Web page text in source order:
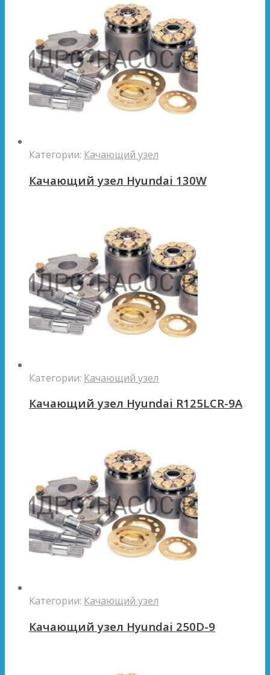
Категории: Качающий узел
Качающий узел Hyundai 130W
Категории: Качающий узел
Качающий узел Hyundai R125LCR-9A
Категории: Качающий узел
Качающий узел Hyundai 250D-9